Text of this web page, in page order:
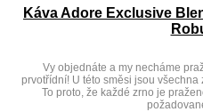
Káva Adore Exclusive
Vy objednáte a my necháme
prvotřídní! U této směsi jsou
To proto, že každé zrno je